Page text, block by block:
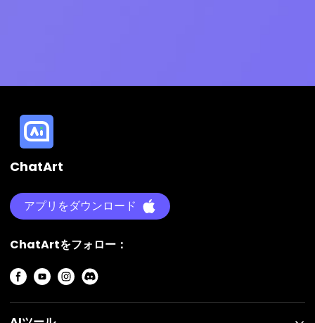
ChatArt
アプリをダウンロード
ChatArtをフォロー：